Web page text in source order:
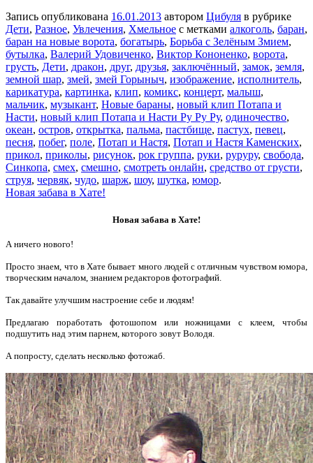
Запись опубликована 16.01.2013 автором Цибуля в рубрике
Дети, Разное, Увлечения, Хмельное с метками алкоголь, баран,
баран на новые ворота, богатырь, Борьба с Зелёным Змием,
бутылка, Валерий Удовиченко, Виктор Кононенко, ворота,
грусть, Дети, дракон, друг, друзья, заключённый, замок, земля,
земной шар, змей, змей Горыныч, изображение, исполнитель,
карикатура, картинка, клип, комикс, концерт, малыш,
мальчик, музыкант, Новые бараны, новый клип Потапа и
Насти, новый клип Потапа и Насти Ру Ру Ру, одиночество,
океан, остров, открытка, пальма, пастбище, пастух, певец,
песня, побег, поле, Потап и Настя, Потап и Настя Каменских,
прикол, приколы, рисунок, рок группа, руки, руруру, свобода,
Синкопа, смех, смешно, смотреть онлайн, средство от грусти,
струя, червяк, чудо, шарж, шоу, шутка, юмор.
Новая забава в Хате!
Новая забава в Хате!
А ничего нового!
Просто знаем, что в Хате бывает много людей с отличным чувством юмора,
творческим началом, знанием редакторов фотографий.
Так давайте улучшим настроение себе и людям!
Предлагаю поработать фотошопом или ножницами с клеем, чтобы
подшутить над этим парнем, которого зовут Володя.
А попросту, сделать несколько фотожаб.